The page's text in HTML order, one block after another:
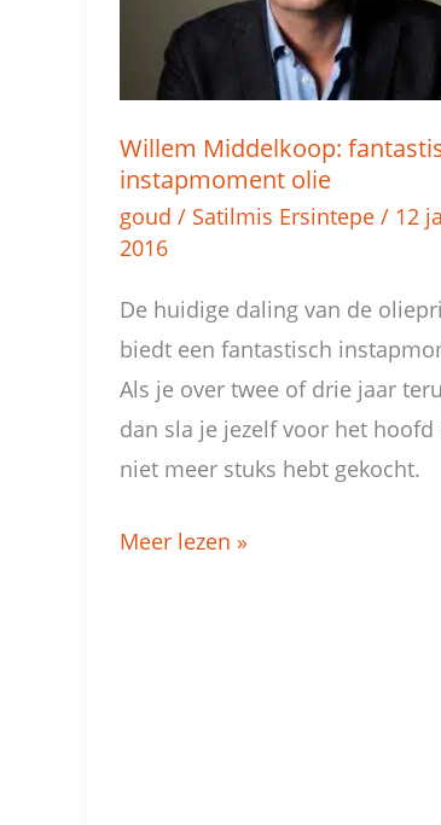
Willem Middelkoop:
instapmoment olie
goud / Satilmis Ersintepe / 12
2016
De huidige daling van de
biedt een fantastisch
Als je over twee of drie jaar
dan sla je jezelf voor het hoofd
niet meer stuks hebt gekocht.
Meer lezen »